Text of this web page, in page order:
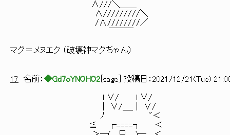
∧///＼＿＿
∧/////////＼
/∧////////／
マグ＝メヌエク （破壊神マグちゃん）
17 名前： ◆Gd7oYNOHO2 sage ] 投稿日： 2021/12/21(Tue)
l ∨/ l ∨/
| ∨/＿_ | ∨/
ﾉ "＜
≦ ┌====┐ ＜